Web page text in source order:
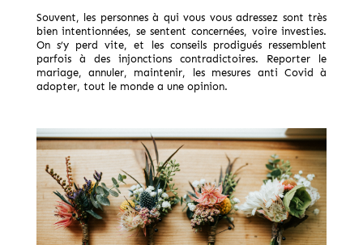
Souvent, les personnes à qui vous vous adressez sont très
bien intentionnées, se sentent concernées, voire investies.
On s’y perd vite, et les conseils prodigués ressemblent
parfois à des injonctions contradictoires. Reporter le
mariage, annuler, maintenir, les mesures anti Covid à
adopter, tout le monde a une opinion.